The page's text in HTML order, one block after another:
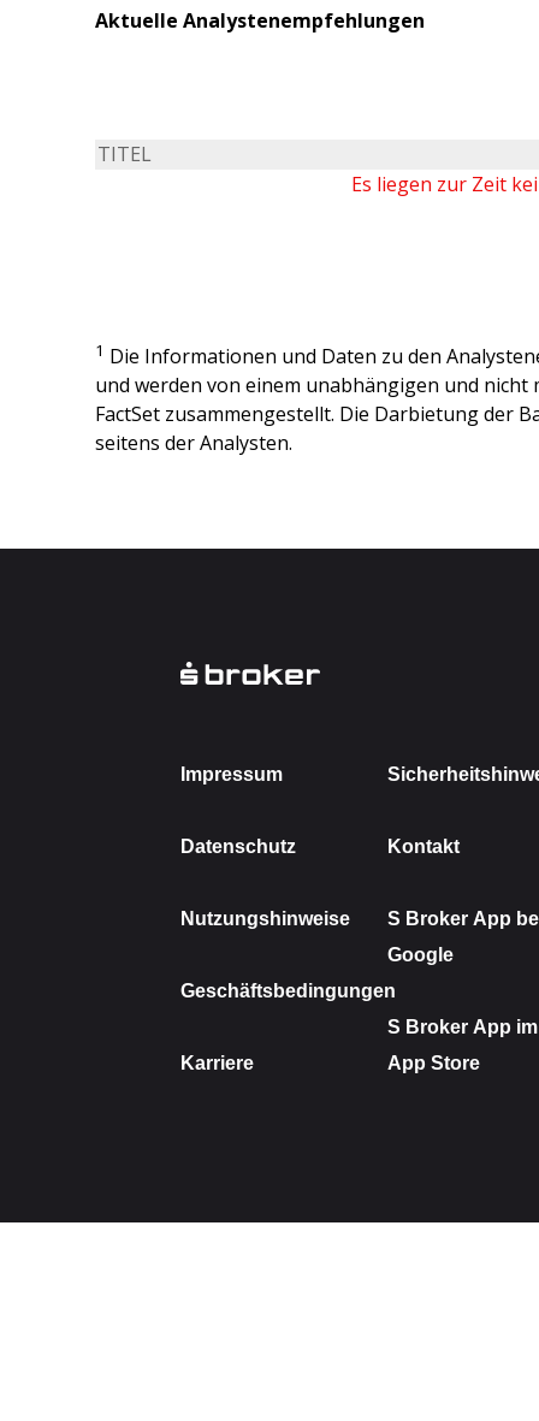
Aktuelle Analystenempfehlungen
TITEL
Es liegen zur Zeit
1 Die Informationen und Daten zu den
und werden von einem unabhängigen und nicht
FactSet zusammengestellt. Die Darbietung der
seitens der Analysten.